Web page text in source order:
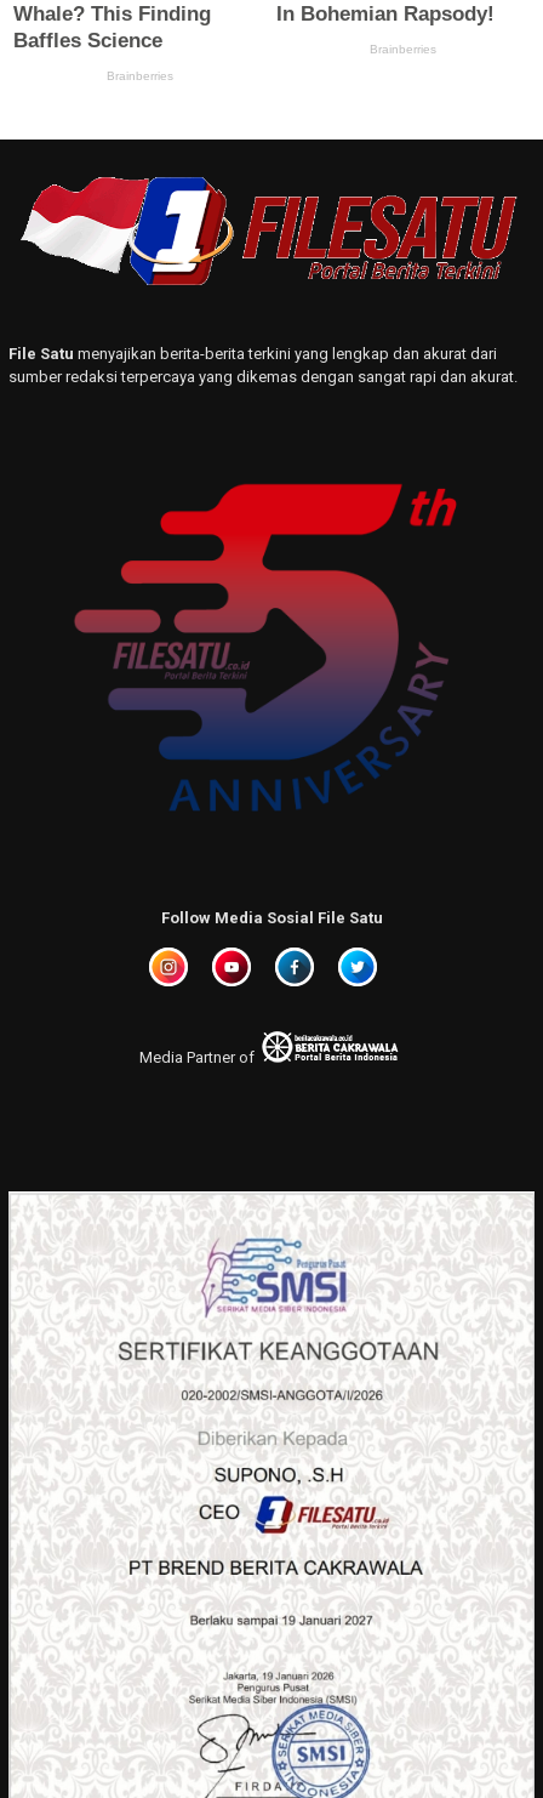
File Satu menyajikan berita-berita terkini yang lengkap dan akurat dari
sumber redaksi terpercaya yang dikemas dengan sangat rapi dan akurat.
Follow Media Sosial File Satu
Media Partner of